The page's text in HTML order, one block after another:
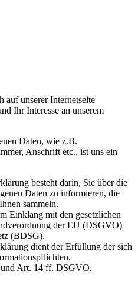
auf unserer Internetseite
Ihr Interesse an unserem
Daten, wie z.B.
Anschrift etc., ist uns ein
besteht darin, Sie über die
Daten zu informieren, die
sammeln.
Einklang mit den gesetzlichen
der EU (DSGVO)
(BDSG).
dient der Erfüllung der sich
Art. 14 ff. DSGVO.